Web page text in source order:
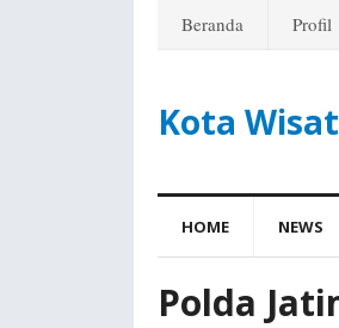
Beranda Profil
Kota
HOME NEWS
Polda